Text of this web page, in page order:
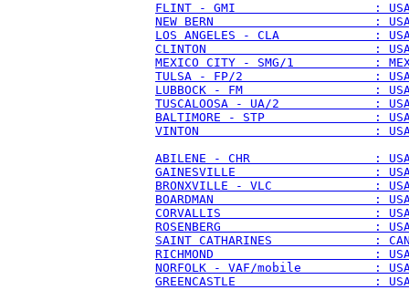
FLINT - GMI                   :
NEW BERN                      :
LOS ANGELES - CLA             :
CLINTON                       :
MEXICO CITY - SMG/1           :
TULSA - FP/2                  :
LUBBOCK - FM                  :
TUSCALOOSA - UA/2             :
BALTIMORE - STP               :
VINTON                        :
ABILENE - CHR                 :
GAINESVILLE                   :
BRONXVILLE - VLC              :
BOARDMAN                      :
CORVALLIS                     :
ROSENBERG                     :
SAINT CATHARINES              :
RICHMOND                      :
NORFOLK - VAF/mobile          :
GREENCASTLE                   :